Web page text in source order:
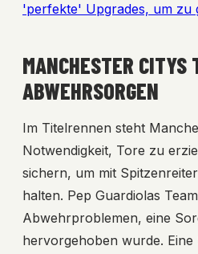
'perfekte' Upgrades, um zu
MANCHESTER CITYS
ABWEHRSORGEN
Im Titelrennen steht
Notwendigkeit, Tore zu
sichern, um mit
halten. Pep Guardiolas
Abwehrproblemen, eine
hervorgehoben wurde.